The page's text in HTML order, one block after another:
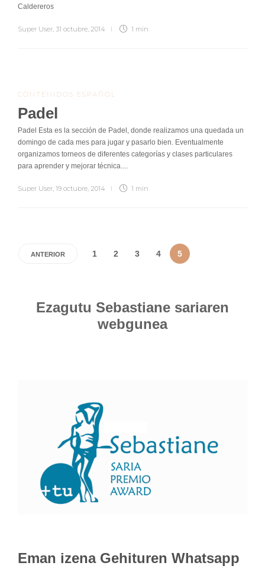
Caldereros
Super User, 31 octubre, 2014 1 min
CONTENIDOS ESPAÑOL
Padel
Padel Esta es la sección de Padel, donde realizamos una quedada un
domingo de cada mes para jugar y pasarlo bien. Eventualmente
organizamos torneos de diferentes categorías y clases particulares
para aprender y mejorar técnica....
Super User, 19 octubre, 2014 1 min
ANTERIOR 1 2 3 4 5
Ezagutu Sebastiane sariaren
webgunea
Eman izena Gehituren Whatsapp